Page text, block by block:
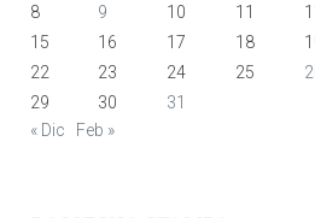
8
9 10 11
15
16 17 18
22
23 24 25
29
30
31
« Dic
Feb »